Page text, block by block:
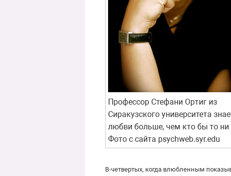
Профессор Стефани Ортиг из
Сиракузского университета
любви больше, чем кто бы то ни
Фото с сайта psychweb.syr.edu
В-четвертых, когда влюбленным